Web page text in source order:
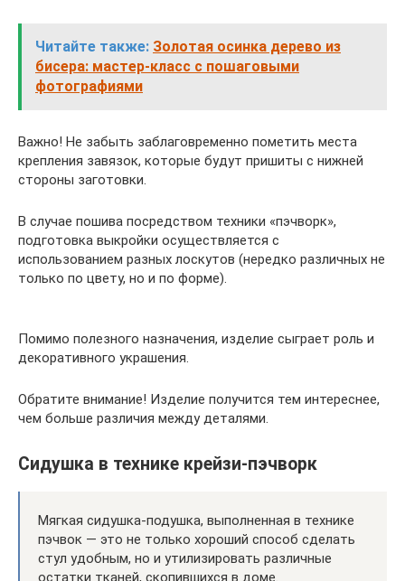
Читайте также: Золотая осинка дерево из
бисера: мастер-класс с пошаговыми
фотографиями
Важно! Не забыть заблаговременно пометить места
крепления завязок, которые будут пришиты с нижней
стороны заготовки.
В случае пошива посредством техники «пэчворк»,
подготовка выкройки осуществляется с
использованием разных лоскутов (нередко различных не
только по цвету, но и по форме).
Помимо полезного назначения, изделие сыграет роль и
декоративного украшения.
Обратите внимание! Изделие получится тем интереснее,
чем больше различия между деталями.
Сидушка в технике крейзи-пэчворк
Мягкая сидушка-подушка, выполненная в технике
пэчвок — это не только хороший способ сделать
стул удобным, но и утилизировать различные
остатки тканей, скопившихся в доме.